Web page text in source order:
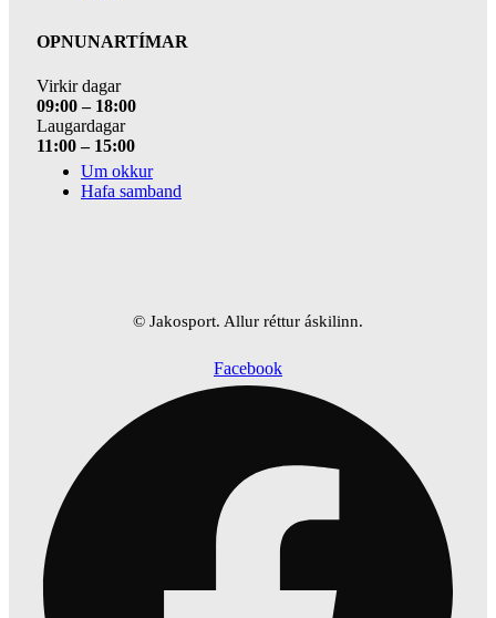
OPNUNARTÍMAR
Virkir dagar
09:00 – 18:00
Laugardagar
11:00 – 15:00
Um okkur
Hafa samband
© Jakosport. Allur réttur áskilinn.
Facebook